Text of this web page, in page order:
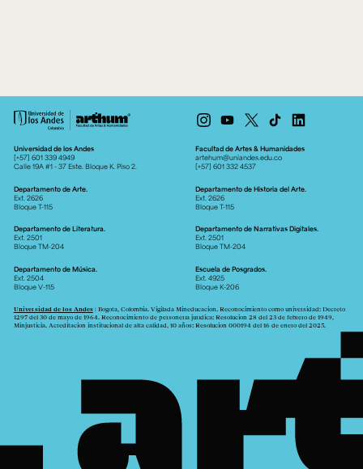
Universidad de los Andes
[+57] 601 339 4949
Calle 19A #1 - 37 Este. Bloque K. Piso 2.
Facultad de Artes & Humanidades
artehum@uniandes.edu.co
[+57] 601 332 4537
Departamento de Arte.
Ext. 2626
Bloque T-115
Departamento de Historia del Arte.
Ext. 2626
Bloque T-115
Departamento de Literatura.
Ext. 2501
Bloque TM-204
Departamento de Narrativas Digitales.
Ext. 2501
Bloque TM-204
Departamento de Música.
Ext. 2504
Bloque V-115
Escuela de Posgrados.
Ext. 4925
Bloque K-206
Universidad de los Andes| Bogotá, Colombia. Vigilada Mineducación. Reconocimiento como universidad: Decreto
1297 del 30 de mayo de 1964. Reconocimiento de personería jurídica: Resolución 28 del 23 de febrero de 1949,
Minjusticia. Acreditación institucional de alta calidad, 10 años: Resolución 000194 del 16 de enero del 2025.